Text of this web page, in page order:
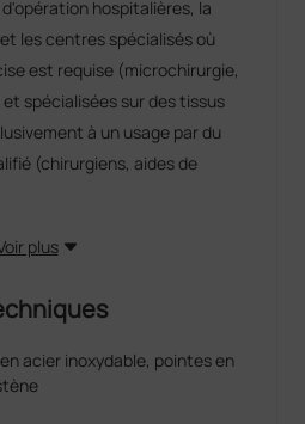
hospitalières, la
les centres spécialisés où
est requise (microchirurgie,
spécialisées sur des tissus
à un usage par du
(chirurgiens, aides de
plus
acier inoxydable, pointes en